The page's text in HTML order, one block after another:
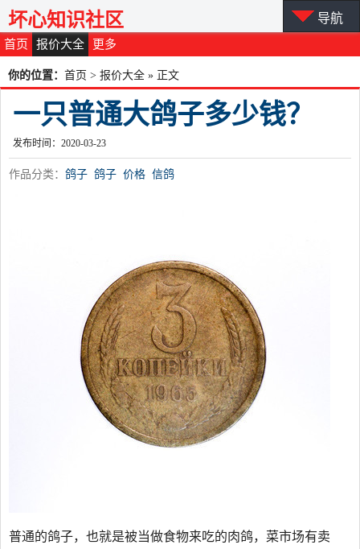
首页 报价大全 更多
坏心知识社区 导航
你的位置： 首页 > 报价大全 » 正文
一只普通大鸽子多少钱？
发布时间：2020-03-23
作品分类： 鸽子 鸽子 价格 信鸽
普通的鸽子，也就是被当做食物来吃的肉鸽，菜市场有卖